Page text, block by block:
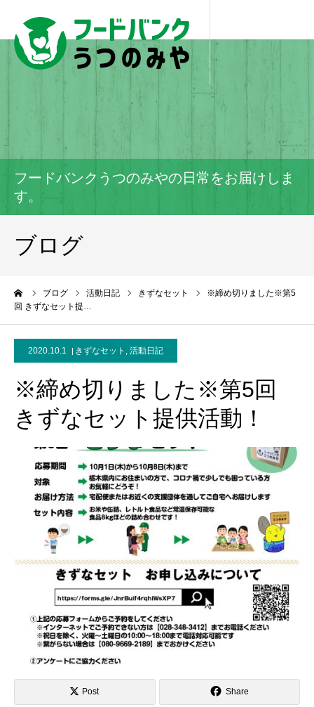
フードバンクうつのみやの日常をお届けしま
す。
ブログ
ブログ 活動日記 きずなセット
※締め切りました※第5
回 きずなセット提…
2020.10.1 きずなセット , 活動日記
※締め切りました※第5回
きずなセット提供活動！
Post Share